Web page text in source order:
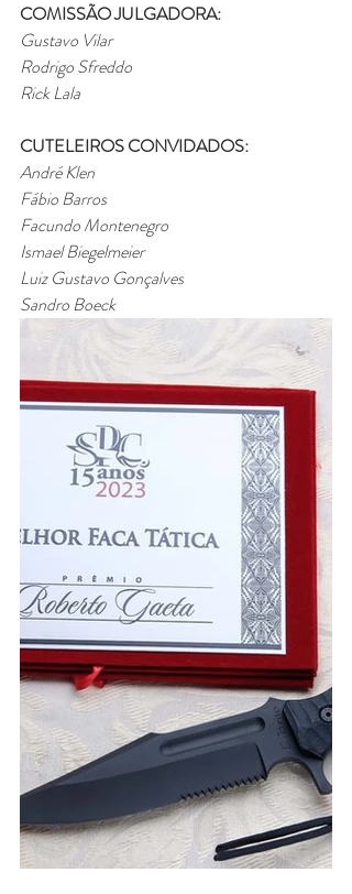
COMISSÃO JULGADORA:
Gustavo Vilar
Rodrigo Sfreddo
Rick Lala
CUTELEIROS CONVIDADOS:
André Klen
Fábio Barros
Facundo Montenegro
Ismael Biegelmeier
Luiz Gustavo Gonçalves
Sandro Boeck